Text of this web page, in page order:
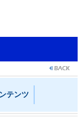
テンツ